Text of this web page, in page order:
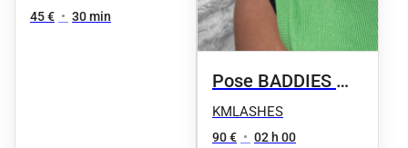
45 € • 30 min
Pose BADDIES 🪽
🫦19-25mm XXL
KMLASHES
90 € • 02 h 00